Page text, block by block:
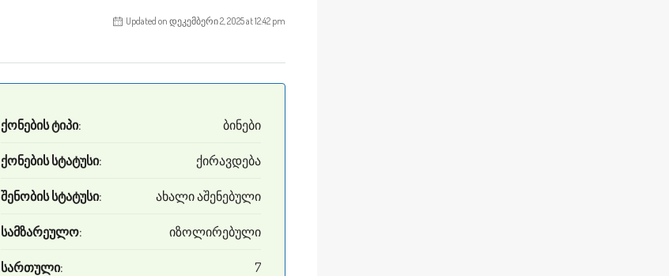
Updated on დეკემბერი 2, 2025 at 12:42 pm
ქონების ტიპი: ბინები
ქონების სტატუსი: ქირავდება
შენობის სტატუსი: ახალი აშენებული
სამზარეულო: იზოლირებული
სართული: 7